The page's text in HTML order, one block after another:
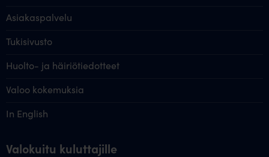
Asiakaspalvelu
Tukisivusto
Huolto- ja häiriötiedotteet
Valoo kokemuksia
In English
Valokuitu kuluttajille